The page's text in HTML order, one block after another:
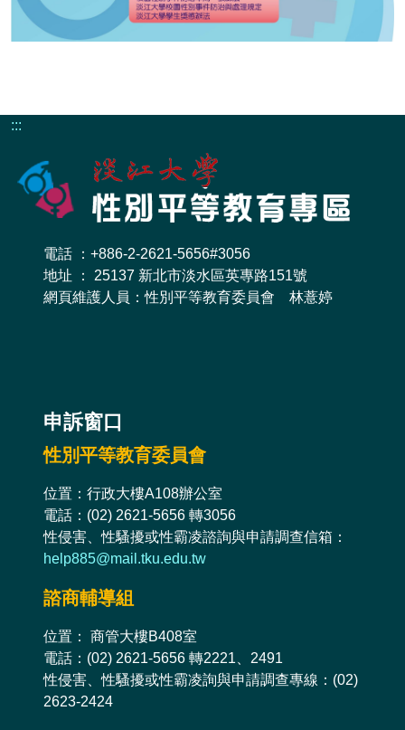
:::
電話 ：+886-2-2621-5656#3056
地址 ： 25137 新北市淡水區英專路151號
網頁維護人員：性別平等教育委員會 林薏婷
申訴窗口
性別平等教育委員會
位置：行政大樓A108辦公室
電話：(02) 2621-5656 轉3056
性侵害、性騷擾或性霸凌諮詢與申請調查信箱：
help885@mail.tku.edu.tw
諮商輔導組
位置： 商管大樓B408室
電話：(02) 2621-5656 轉2221、2491
性侵害、性騷擾或性霸凌詢與申請調查專線：(02)
2623-2424